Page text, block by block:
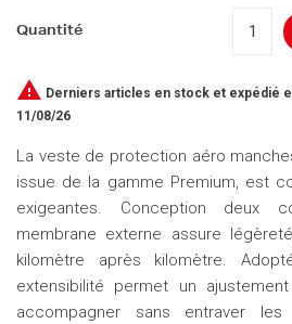
Quantité
 Derniers articles en stock et expédié
11/08/26
La veste de protection aéro
issue de la gamme Premium, est
exigeantes. Conception deux
membrane externe assure
kilomètre après kilomètre.
extensibilité permet un
accompagner sans entraver